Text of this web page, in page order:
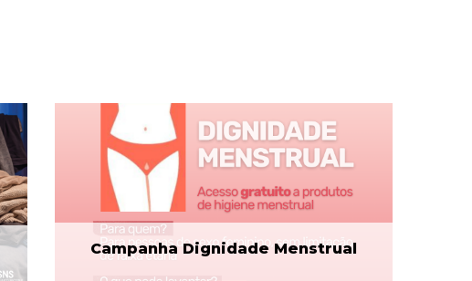
Campanha Dignidade Menstrual